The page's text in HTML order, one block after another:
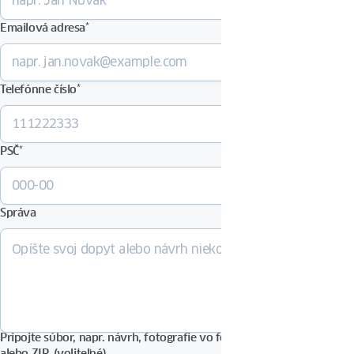
Emailová adresa*
Telefónne číslo*
PSČ*
Správa
Pripojte súbor, napr. návrh, fotografie vo formáte PDF, DOCX, JPG